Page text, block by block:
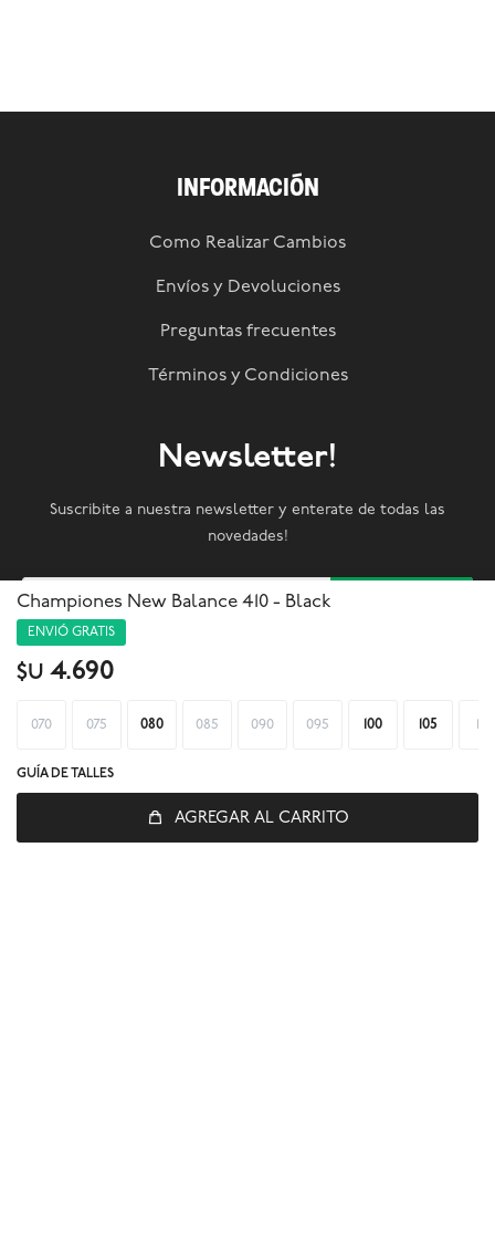
Championes New Balance 410 - Black
ENVIÓ GRATIS
$U 4.690
070 075 080 085 090 095 100 105 110
GUÍA DE TALLES
AGREGAR AL CARRITO
INFORMACIÓN
Como Realizar Cambios
Envíos y Devoluciones
Preguntas frecuentes
Términos y Condiciones
Newsletter!
Suscribite a nuestra newsletter y enterate de todas las
novedades!